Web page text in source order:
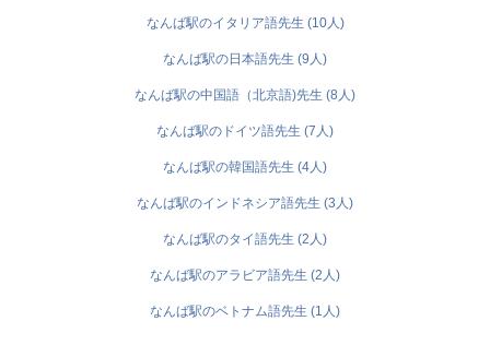
なんば駅のイタリア語先生 (10人)
なんば駅の日本語先生 (9人)
なんば駅の中国語（北京語)先生 (8人)
なんば駅のドイツ語先生 (7人)
なんば駅の韓国語先生 (4人)
なんば駅のインドネシア語先生 (3人)
なんば駅のタイ語先生 (2人)
なんば駅のアラビア語先生 (2人)
なんば駅のベトナム語先生 (1人)